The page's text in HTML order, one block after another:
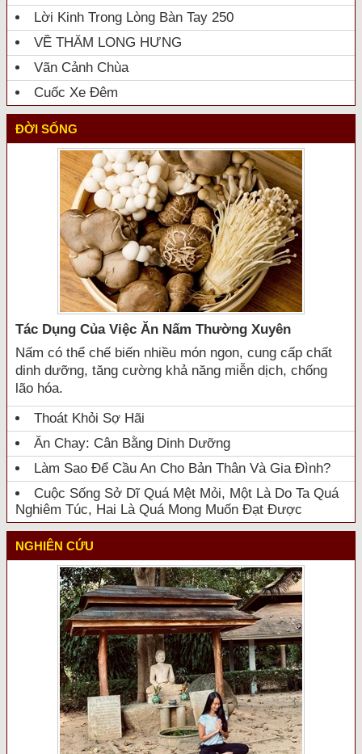
Lời Kinh Trong Lòng Bàn Tay 250
VỀ THĂM LONG HƯNG
Vãn Cảnh Chùa
Cuốc Xe Đêm
ĐỜI SỐNG
Tác Dụng Của Việc Ăn Nấm Thường Xuyên
Nấm có thể chế biến nhiều món ngon, cung cấp chất
dinh dưỡng, tăng cường khả năng miễn dịch, chống
lão hóa.
Thoát Khỏi Sợ Hãi
Ăn Chay: Cân Bằng Dinh Dưỡng
Làm Sao Để Cầu An Cho Bản Thân Và Gia Đình?
Cuộc Sống Sở Dĩ Quá Mệt Mỏi, Một Là Do Ta Quá
Nghiêm Túc, Hai Là Quá Mong Muốn Đạt Được
NGHIÊN CỨU